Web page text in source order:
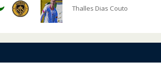
Thalles Dias Couto